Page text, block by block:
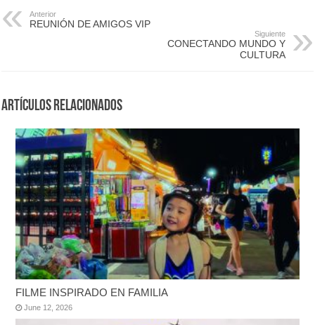
Anterior
REUNIÓN DE AMIGOS VIP
Siguiente
CONECTANDO MUNDO Y
CULTURA
Artículos Relacionados
FILME INSPIRADO EN FAMILIA
June 12, 2026